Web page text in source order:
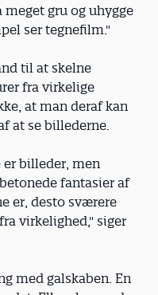
gru og uhygge
ser tegnefilm."
til at skelne
fra virkelige
at man deraf kan
at se billederne.
er billeder, men
fantasier af
er, desto sværere
virkelighed," siger
med galskaben. En